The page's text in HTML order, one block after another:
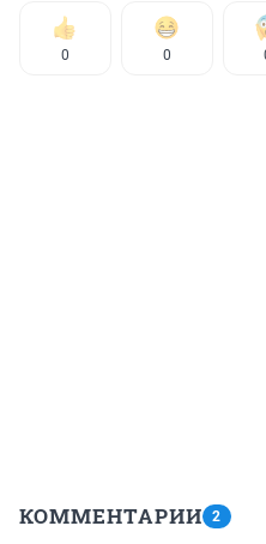
0 0
КОММЕНТАРИИ 2